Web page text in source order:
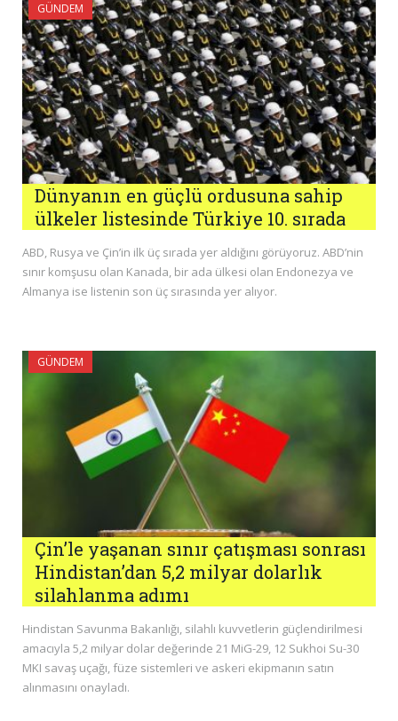
GÜNDEM
Dünyanın en güçlü ordusuna sahip
ülkeler listesinde Türkiye 10. sırada
ABD, Rusya ve Çin’in ilk üç sırada yer aldığını görüyoruz. ABD’nin
sınır komşusu olan Kanada, bir ada ülkesi olan Endonezya ve
Almanya ise listenin son üç sırasında yer alıyor.
GÜNDEM
Çin’le yaşanan sınır çatışması sonrası
Hindistan’dan 5,2 milyar dolarlık
silahlanma adımı
Hindistan Savunma Bakanlığı, silahlı kuvvetlerin güçlendirilmesi
amacıyla 5,2 milyar dolar değerinde 21 MiG-29, 12 Sukhoi Su-30
MKI savaş uçağı, füze sistemleri ve askeri ekipmanın satın
alınmasını onayladı.